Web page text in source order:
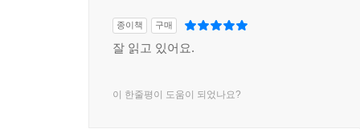
종이책 구매
잘 읽고 있어요.
이 한줄평이 도움이 되었나요?